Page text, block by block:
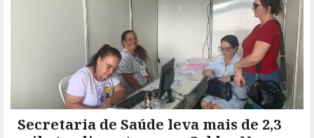
Secretaria de Saúde leva mais de 2,3